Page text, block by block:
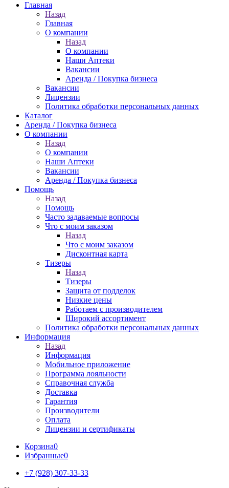
Главная
Назад
Главная
О компании
Назад
О компании
Наши Аптеки
Вакансии
Аренда / Покупка бизнеса
Вакансии
Лицензии
Политика обработки персональных данных
Каталог
Аренда / Покупка бизнеса
О компании
Назад
О компании
Наши Аптеки
Вакансии
Аренда / Покупка бизнеса
Помощь
Назад
Помощь
Часто задаваемые вопросы
Что с моим заказом
Назад
Что с моим заказом
Дисконтная карта
Тизеры
Назад
Тизеры
Защита от подделок
Низкие цены
Работаем с производителем
Широкий ассортимент
Политика обработки персональных данных
Информация
Назад
Информация
Мобильное приложение
Программа лояльности
Справочная служба
Доставка
Гарантия
Производители
Оплата
Лицензии и сертификаты
Корзина0
Избранные0
+7 (928) 307-33-33